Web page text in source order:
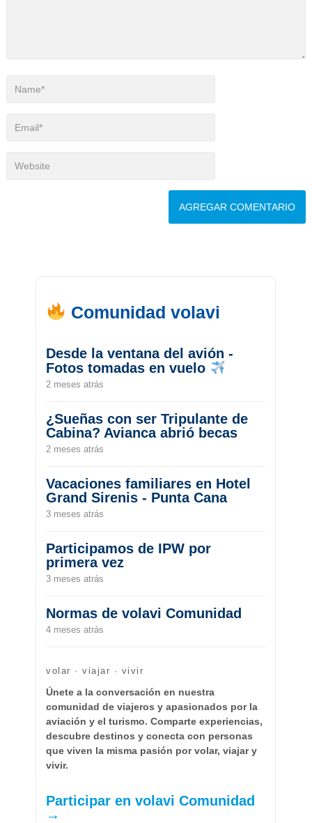
Comunidad volavi
Desde la ventana del avión -
Fotos tomadas en vuelo
2 meses atrás
¿Sueñas con ser Tripulante de
Cabina? Avianca abrió becas
2 meses atrás
Vacaciones familiares en Hotel
Grand Sirenis - Punta Cana
3 meses atrás
Participamos de IPW por
primera vez
3 meses atrás
Normas de volavi Comunidad
4 meses atrás
volar · viajar · vivir
Únete a la conversación en nuestra
comunidad de viajeros y apasionados por la
aviación y el turismo. Comparte experiencias,
descubre destinos y conecta con personas
que viven la misma pasión por volar, viajar y
vivir.
Participar en volavi Comunidad
→